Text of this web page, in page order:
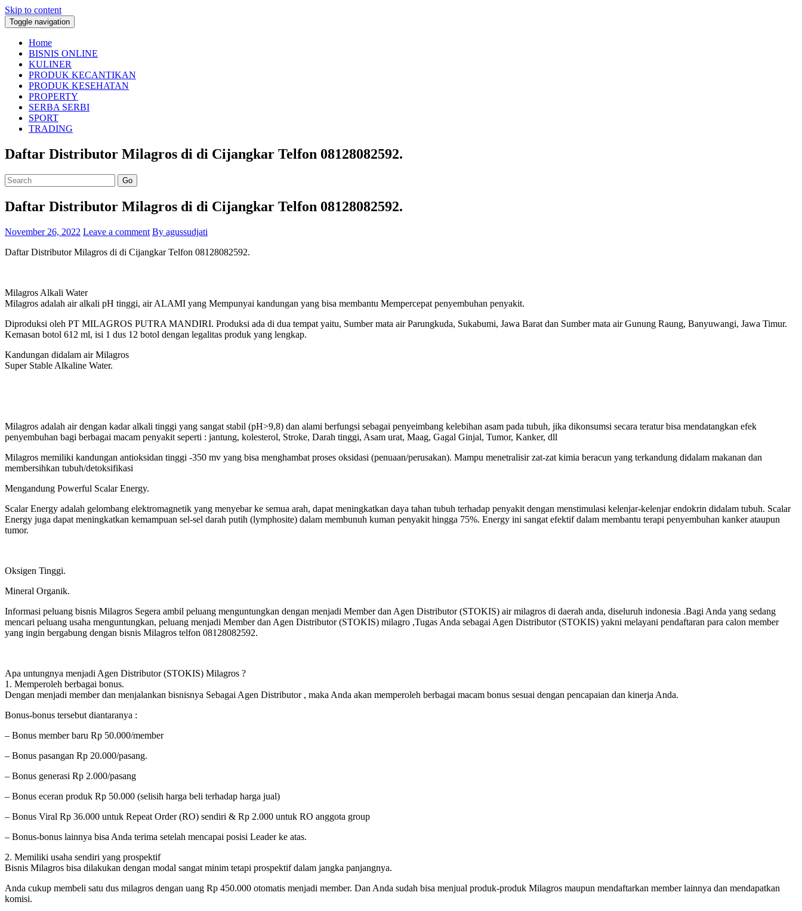
Skip to content
Toggle navigation
Home
BISNIS ONLINE
KULINER
PRODUK KECANTIKAN
PRODUK KESEHATAN
PROPERTY
SERBA SERBI
SPORT
TRADING
Daftar Distributor Milagros di di Cijangkar Telfon 08128082592.
Go
Daftar Distributor Milagros di di Cijangkar Telfon 08128082592.
November 26, 2022 Leave a comment By agussudjati
Daftar Distributor Milagros di di Cijangkar Telfon 08128082592.
Milagros Alkali Water
Milagros adalah air alkali pH tinggi, air ALAMI yang Mempunyai kandungan yang bisa membantu Mempercepat penyembuhan penyakit.
Diproduksi oleh PT MILAGROS PUTRA MANDIRI. Produksi ada di dua tempat yaitu, Sumber mata air Parungkuda, Sukabumi, Jawa Barat dan Sumber mata air Gunung Raung, Banyuwangi, Jawa Timur.
Kemasan botol 612 ml, isi 1 dus 12 botol dengan legalitas produk yang lengkap.
Kandungan didalam air Milagros
Super Stable Alkaline Water.
Milagros adalah air dengan kadar alkali tinggi yang sangat stabil (pH>9,8) dan alami berfungsi sebagai penyeimbang kelebihan asam pada tubuh, jika dikonsumsi secara teratur bisa mendatangkan efek
penyembuhan bagi berbagai macam penyakit seperti : jantung, kolesterol, Stroke, Darah tinggi, Asam urat, Maag, Gagal Ginjal, Tumor, Kanker, dll
Milagros memiliki kandungan antioksidan tinggi -350 mv yang bisa menghambat proses oksidasi (penuaan/perusakan). Mampu menetralisir zat-zat kimia beracun yang terkandung didalam makanan dan
membersihkan tubuh/detoksifikasi
Mengandung Powerful Scalar Energy.
Scalar Energy adalah gelombang elektromagnetik yang menyebar ke semua arah, dapat meningkatkan daya tahan tubuh terhadap penyakit dengan menstimulasi kelenjar-kelenjar endokrin didalam tubuh. Scalar
Energy juga dapat meningkatkan kemampuan sel-sel darah putih (lymphosite) dalam membunuh kuman penyakit hingga 75%. Energy ini sangat efektif dalam membantu terapi penyembuhan kanker ataupun
tumor.
Oksigen Tinggi.
Mineral Organik.
Informasi peluang bisnis Milagros Segera ambil peluang menguntungkan dengan menjadi Member dan Agen Distributor (STOKIS) air milagros di daerah anda, diseluruh indonesia .Bagi Anda yang sedang
mencari peluang usaha menguntungkan, peluang menjadi Member dan Agen Distributor (STOKIS) milagro ,Tugas Anda sebagai Agen Distributor (STOKIS) yakni melayani pendaftaran para calon member
yang ingin bergabung dengan bisnis Milagros telfon 08128082592.
Apa untungnya menjadi Agen Distributor (STOKIS) Milagros ?
1. Memperoleh berbagai bonus.
Dengan menjadi member dan menjalankan bisnisnya Sebagai Agen Distributor , maka Anda akan memperoleh berbagai macam bonus sesuai dengan pencapaian dan kinerja Anda.
Bonus-bonus tersebut diantaranya :
– Bonus member baru Rp 50.000/member
– Bonus pasangan Rp 20.000/pasang.
– Bonus generasi Rp 2.000/pasang
– Bonus eceran produk Rp 50.000 (selisih harga beli terhadap harga jual)
– Bonus Viral Rp 36.000 untuk Repeat Order (RO) sendiri & Rp 2.000 untuk RO anggota group
– Bonus-bonus lainnya bisa Anda terima setelah mencapai posisi Leader ke atas.
2. Memiliki usaha sendiri yang prospektif
Bisnis Milagros bisa dilakukan dengan modal sangat minim tetapi prospektif dalam jangka panjangnya.
Anda cukup membeli satu dus milagros dengan uang Rp 450.000 otomatis menjadi member. Dan Anda sudah bisa menjual produk-produk Milagros maupun mendaftarkan member lainnya dan mendapatkan
komisi.